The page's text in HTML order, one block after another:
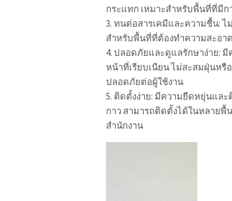
กระแทก เหมาะสำหรับพื้นที่ที่มี
3. ทนต่อสารเคมีและความชื้น:
สำหรับพื้นที่ที่ต้องทำความสะอา
4. ปลอดภัยและดูแลรักษาง่าย:
หน้าที่เรียบเนียน ไม่สะสมฝุ่นหรื
ปลอดภัยต่อผู้ใช้งาน
5. ติดตั้งง่าย: มีความยืดหยุ่นแล
กาว สามารถติดตั้งได้ในหลายพื้
สำนักงาน